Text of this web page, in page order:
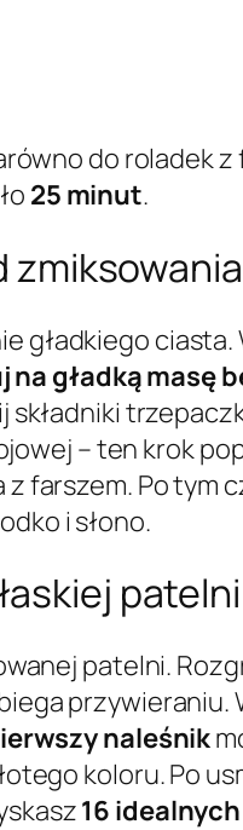
do roladek
25 minut.
zmiksowania
gładkiego
na gładką masę
– ten krok
farszem. Po tym
i słono.
patelni
patelni.
przywieraniu.
naleśnik
koloru. Po
16